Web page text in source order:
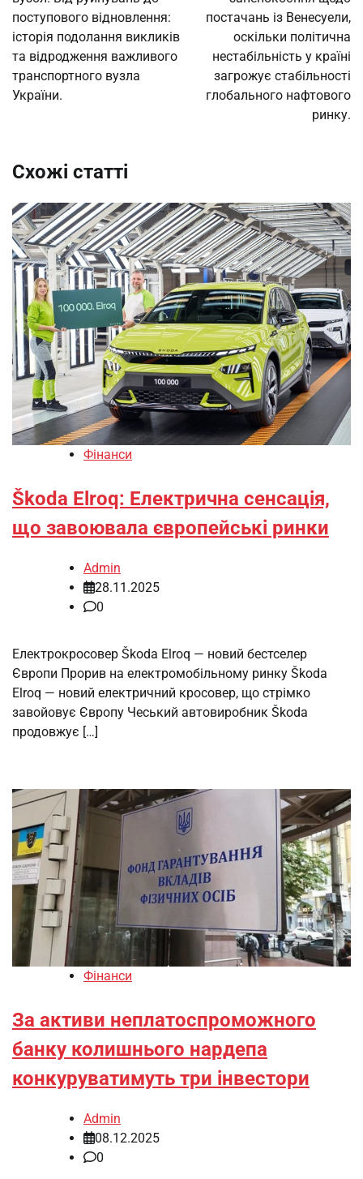
поступового відновлення:
історія подолання викликів
та відродження важливого
транспортного вузла
України.
постачань із Венесуели,
оскільки політична
нестабільність у країні
загрожує стабільності
глобального нафтового
ринку.
Схожі статті
Фінанси
Škoda Elroq: Електрична сенсація,
що завоювала європейські ринки
Admin
28.11.2025
0
Електрокросовер Škoda Elroq — новий бестселер
Європи Прорив на електромобільному ринку Škoda
Elroq — новий електричний кросовер, що стрімко
завойовує Європу Чеський автовиробник Škoda
продовжує […]
Фінанси
За активи неплатоспроможного
банку колишнього нардепа
конкуруватимуть три інвестори
Admin
08.12.2025
0